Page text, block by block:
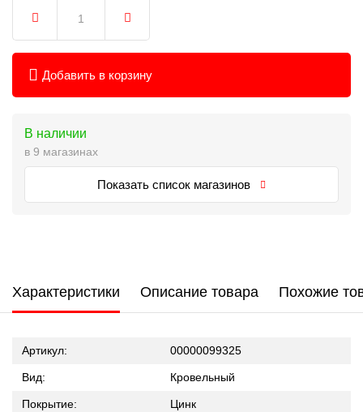
Добавить в корзину
В наличии
в 9 магазинах
Показать список магазинов
Характеристики Описание товара Похожие
Артикул: 00000099325
Вид: Кровельный
Покрытие: Цинк